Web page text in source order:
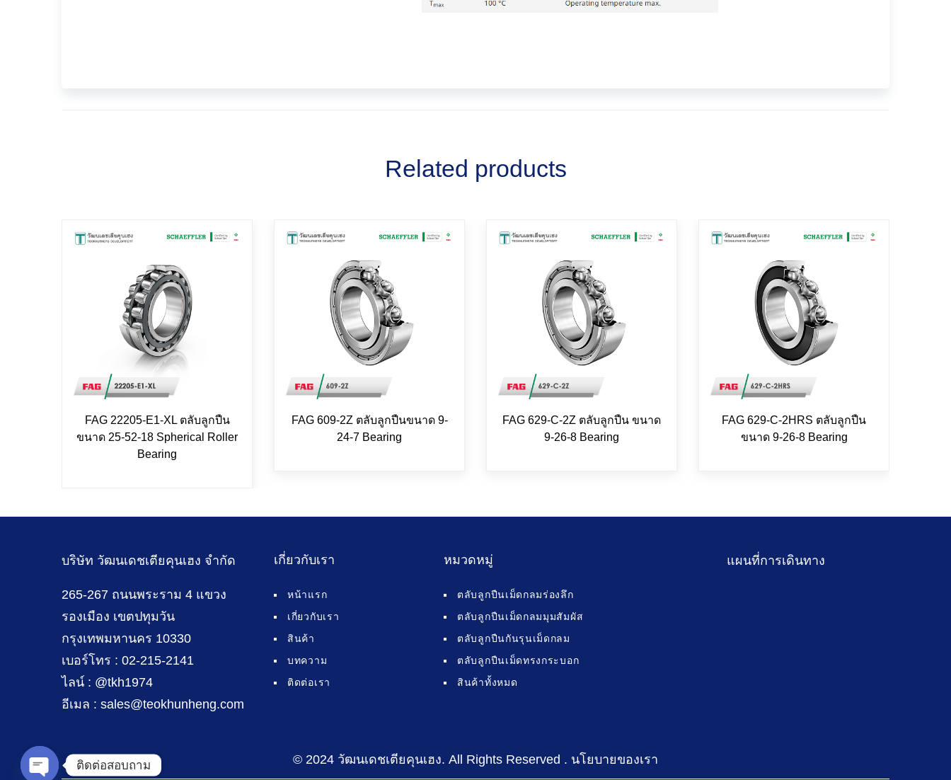
Related products
FAG 22205-E1-XL ตลับลูกปืน
ขนาด 25-52-18 Spherical Roller
Bearing
FAG 609-2Z ตลับลูกปืนขนาด 9-
24-7 Bearing
FAG 629-C-2Z ตลับลูกปืน ขนาด
9-26-8 Bearing
FAG 629-C-2HRS ตลับลูกปืน
ขนาด 9-26-8 Bearing
บริษัท วัฒนเดชเตียคุนเฮง จำกัด
265-267 ถนนพระราม 4 แขวง
รองเมือง เขตปทุมวัน
กรุงเทพมหานคร 10330
เบอร์โทร : 02-215-2141
ไลน์ : @tkh1974
อีเมล : sales@teokhunheng.com
เกี่ยวกับเรา
หน้าแรก
เกี่ยวกับเรา
สินค้า
บทความ
ติดต่อเรา
หมวดหมู่
ตลับลูกปืนเม็ดกลมร่องลึก
ตลับลูกปืนเม็ดกลมมุมสัมผัส
ตลับลูกปืนกันรุนเม็ดกลม
ตลับลูกปืนเม็ดทรงกระบอก
สินค้าทั้งหมด
แผนที่การเดินทาง
© 2024 วัฒนเดชเตียคุนเฮง. All Rights Reserved . นโยบายของเรา
ติดต่อสอบถาม